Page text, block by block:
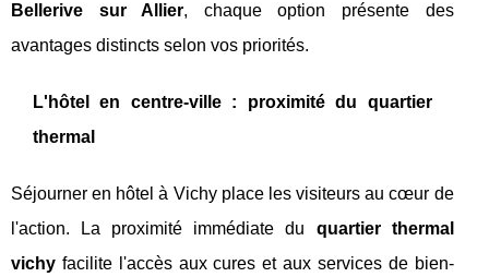
Bellerive sur Allier, chaque option présente des
avantages distincts selon vos priorités.
L'hôtel en centre-ville : proximité du quartier
thermal
Séjourner en hôtel à Vichy place les visiteurs au cœur de
l'action. La proximité immédiate du quartier thermal
vichy facilite l'accès aux cures et aux services de bien-